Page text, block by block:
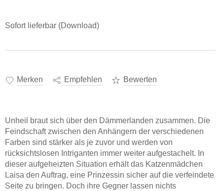
Sofort lieferbar (Download)
Merken Empfehlen Bewerten
Unheil braut sich über den Dämmerlanden zusammen. Die
Feindschaft zwischen den Anhängern der verschiedenen
Farben sind stärker als je zuvor und werden von
rücksichtslosen Intriganten immer weiter aufgestachelt. In
dieser aufgeheizten Situation erhält das Katzenmädchen
Laisa den Auftrag, eine Prinzessin sicher auf die verfeindete
Seite zu bringen. Doch ihre Gegner lassen nichts